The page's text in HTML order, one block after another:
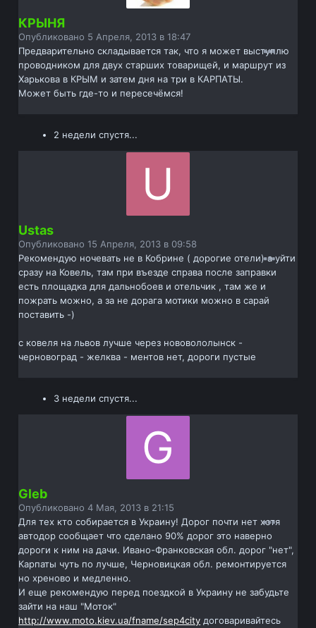
КРЫНЯ
Опубликовано 5 Апреля, 2013 в 18:47
Предварительно складывается так, что я может выступлю
проводником для двух старших товарищей, и маршрут из
Харькова в КРЫМ и затем дня на три в КАРПАТЫ.
Может быть где-то и пересечёмся!
2 недели спустя...
Ustas
Опубликовано15 Апреля, 2013 в 09:58
Рекомендую ночевать не в Кобрине ( дорогие отели) а уйти
сразу на Ковель, там при въезде справа после заправки
есть площадка для дальнобоев и отельчик , там же и
пожрать можно, а за не дорага мотики можно в сарай
поставить -)
с ковеля на львов лучше через нововололынск -
черновоград - желква - ментов нет, дороги пустые
3 недели спустя...
Gleb
Опубликовано4 Мая, 2013 в 21:15
Для тех кто собирается в Украину! Дорог почти нет хотя
автодор сообщает что сделано 90% дорог это наверно
дороги к ним на дачи. Ивано-Франковская обл. дорог "нет",
Карпаты чуть по лучше, Черновицкая обл. ремонтируется
но хреново и медленно.
И еще рекомендую перед поездкой в Украину не забудьте
зайти на наш "Моток"
http://www.moto.kiev.ua/fname/sep4city договаривайтесь